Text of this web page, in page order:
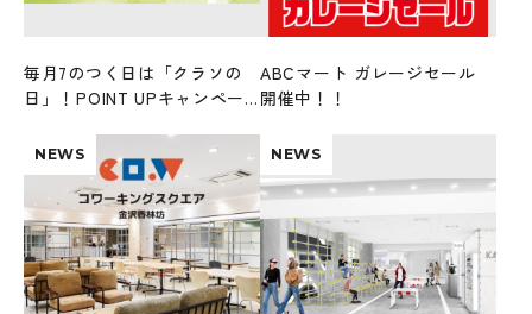
毎月7のつく日は「クラソの
日」！POINT UPキャンペー
ABCマート ガレージセール
開催中！！
NEWS NEWS